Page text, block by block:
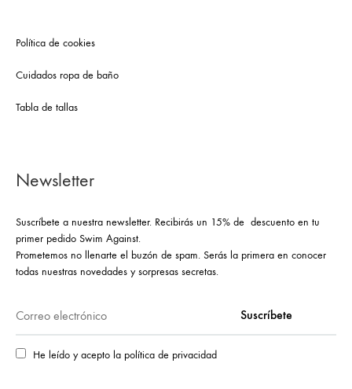
Política de cookies
Cuidados ropa de baño
Tabla de tallas
Newsletter
Suscríbete a nuestra newsletter. Recibirás un 15% de descuento en tu
primer pedido Swim Against.
Prometemos no llenarte el buzón de spam. Serás la primera en conocer
todas nuestras novedades y sorpresas secretas.
He leído y acepto la política de privacidad